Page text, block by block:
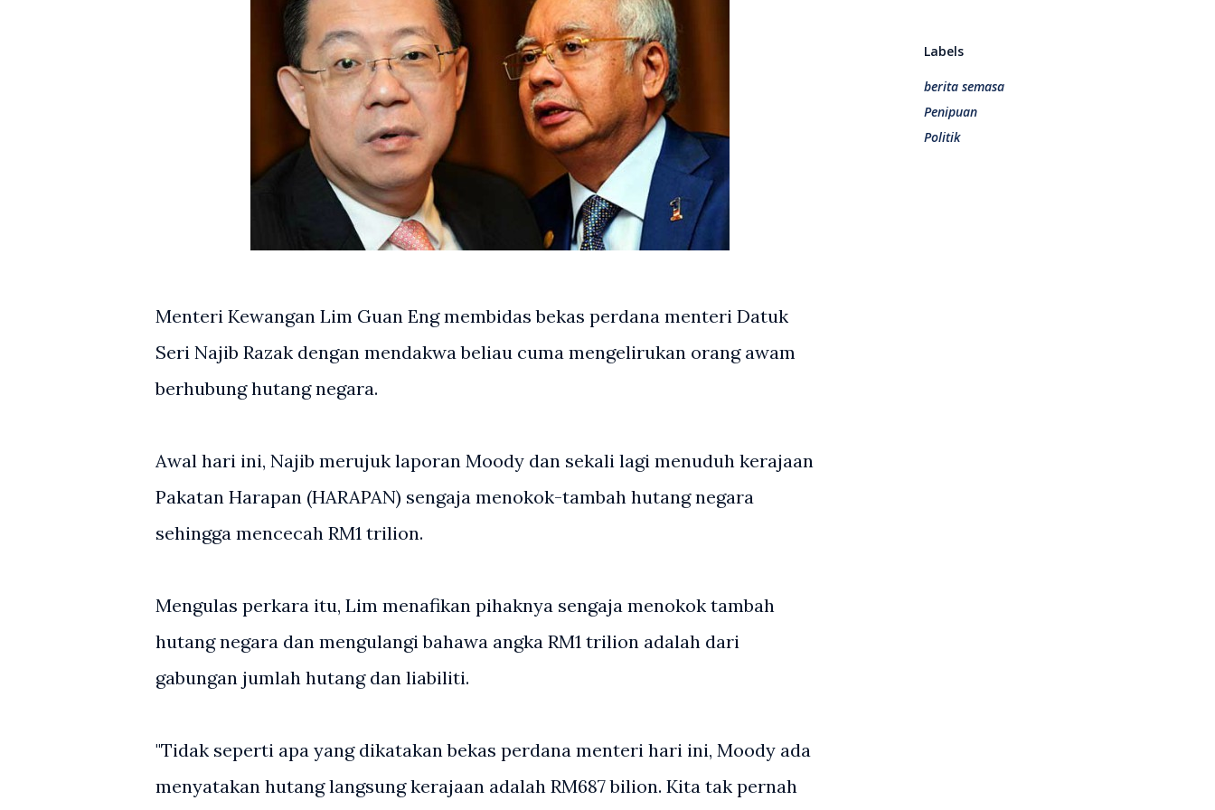
Menteri Kewangan Lim Guan Eng membidas bekas perdana menteri Datuk
Seri Najib Razak dengan mendakwa beliau cuma mengelirukan orang awam
berhubung hutang negara.
Awal hari ini, Najib merujuk laporan Moody dan sekali lagi menuduh kerajaan
Pakatan Harapan (HARAPAN) sengaja menokok-tambah hutang negara
sehingga mencecah RM1 trilion.
Mengulas perkara itu, Lim menafikan pihaknya sengaja menokok tambah
hutang negara dan mengulangi bahawa angka RM1 trilion adalah dari
gabungan jumlah hutang dan liabiliti.
"Tidak seperti apa yang dikatakan bekas perdana menteri hari ini, Moody ada
menyatakan hutang langsung kerajaan adalah RM687 bilion. Kita tak pernah
Labels
berita semasa
Penipuan
Politik